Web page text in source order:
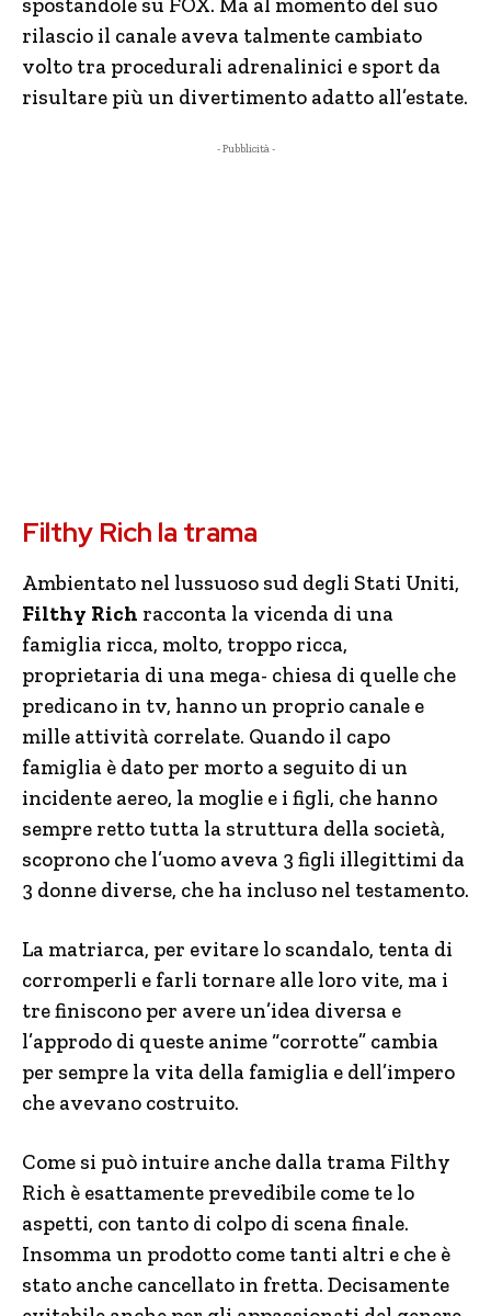
rilascio il canale aveva talmente cambiato
volto tra procedurali adrenalinici e sport da
risultare più un divertimento adatto all’estate.
- Pubblicità -
Filthy Rich la trama
Ambientato nel lussuoso sud degli Stati Uniti,
Filthy Rich racconta la vicenda di una
famiglia ricca, molto, troppo ricca,
proprietaria di una mega- chiesa di quelle che
predicano in tv, hanno un proprio canale e
mille attività correlate. Quando il capo
famiglia è dato per morto a seguito di un
incidente aereo, la moglie e i figli, che hanno
sempre retto tutta la struttura della società,
scoprono che l’uomo aveva 3 figli illegittimi da
3 donne diverse, che ha incluso nel testamento.
La matriarca, per evitare lo scandalo, tenta di
corromperli e farli tornare alle loro vite, ma i
tre finiscono per avere un’idea diversa e
l’approdo di queste anime “corrotte” cambia
per sempre la vita della famiglia e dell’impero
che avevano costruito.
Come si può intuire anche dalla trama Filthy
Rich è esattamente prevedibile come te lo
aspetti, con tanto di colpo di scena finale.
Insomma un prodotto come tanti altri e che è
stato anche cancellato in fretta. Decisamente